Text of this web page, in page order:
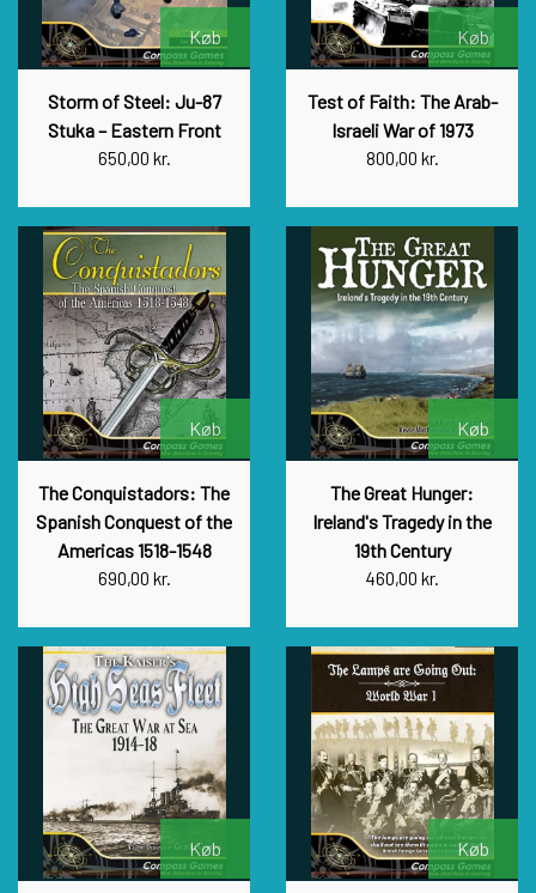
Køb
Storm of Steel: Ju-87
Stuka – Eastern Front
650,00 kr.
Køb
Test of Faith: The Arab-
Israeli War of 1973
800,00 kr.
Køb
The Conquistadors: The
Spanish Conquest of the
Americas 1518-1548
690,00 kr.
Køb
The Great Hunger:
Ireland's Tragedy in the
19th Century
460,00 kr.
Køb Køb